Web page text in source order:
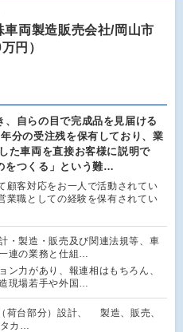
両製造販売会社/岡山市
円）
自らの目で完成品を見届ける
分の受注残を保有しており、業
車両を直接お客様に説明で
をつくる」という難…
顧客対応をお一人で活動されてい
業職としての経験を保有されてい
・製造・販売及び関連法規等、車
連の業務と仕組…
ン力があり、報連相はもちろん、
現場若手や外国…
荷台部分）設計、 製造、販売、
カ…